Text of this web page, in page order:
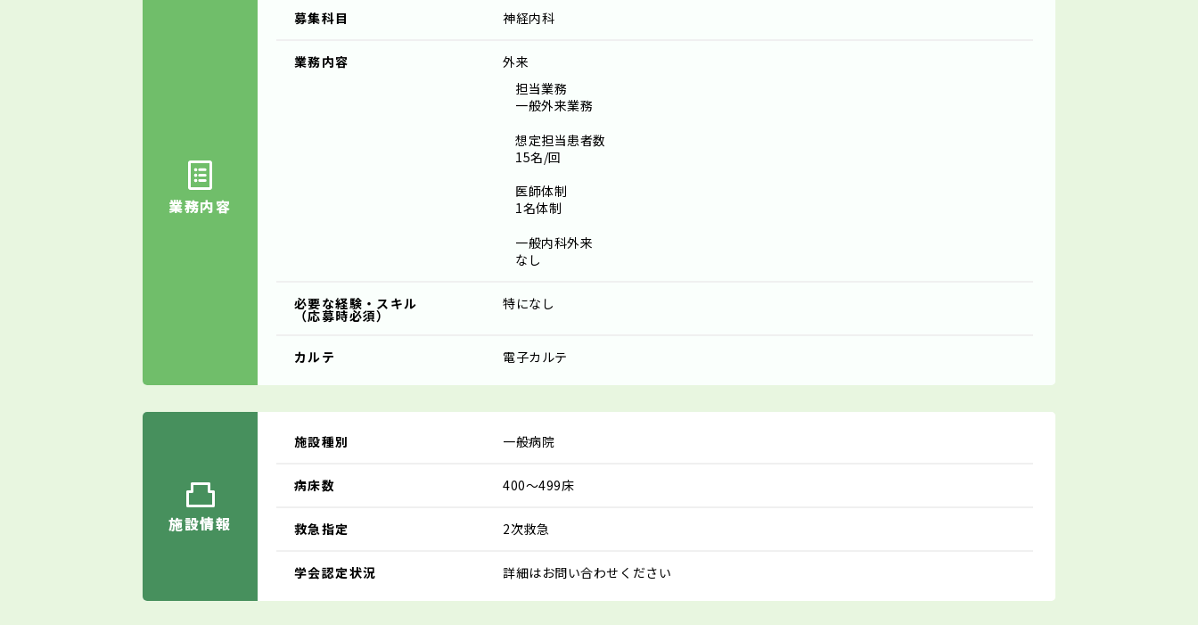
業務内容
募集科目 神経内科
業務内容
外来
担当業務
一般外来業務
想定担当患者数
15名/回
医師体制
1名体制
一般内科外来
なし
必要な経験・スキル
（応募時必須）
特になし
カルテ 電子カルテ
施設情報
施設種別 一般病院
病床数 400～499床
救急指定 2次救急
学会認定状況 詳細はお問い合わせください